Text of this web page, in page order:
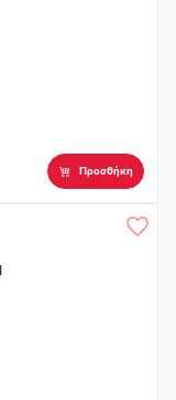
Προσθήκη